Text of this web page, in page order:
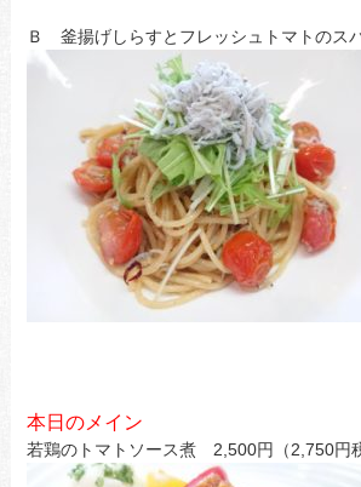
Ｂ 釜揚げしらすとフレッシュトマトのス
本日のメイン
若鶏のトマトソース煮 2,500円（2,750円